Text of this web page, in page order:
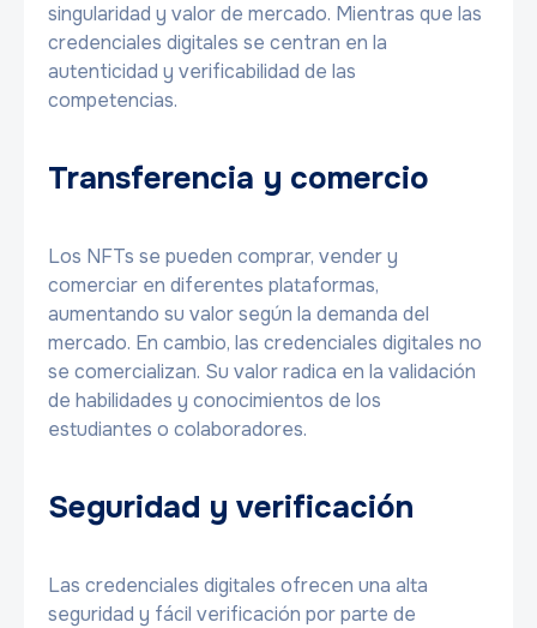
singularidad y valor de mercado. Mientras que las
credenciales digitales se centran en la
autenticidad y verificabilidad de las
competencias.
Transferencia y comercio
Los NFTs se pueden comprar, vender y
comerciar en diferentes plataformas,
aumentando su valor según la demanda del
mercado. En cambio, las credenciales digitales no
se comercializan. Su valor radica en la validación
de habilidades y conocimientos de los
estudiantes o colaboradores.
Seguridad y verificación
Las credenciales digitales ofrecen una alta
seguridad y fácil verificación por parte de